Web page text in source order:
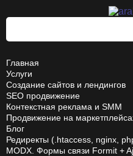
Главная
Услуги
Создание сайтов и лендингов
SEO продвижение
Контекстная реклама и SMM
Продвижение на
Блог
Редиректы (.htaccess, nginx,
MODX. Формы связи Formit +